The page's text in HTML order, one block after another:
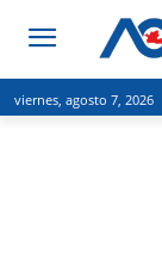
viernes, agosto 7, 2026